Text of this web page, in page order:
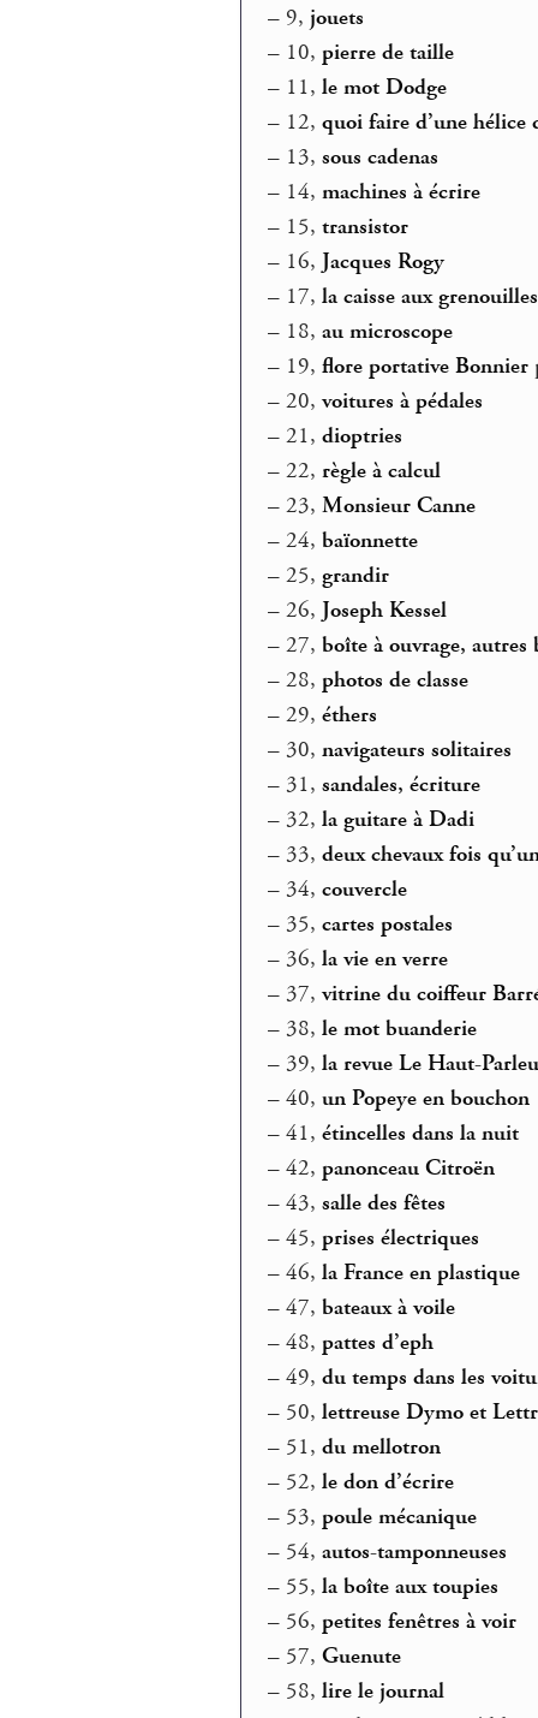
– 9, jouets
– 10,pierre de taille
– 11,le mot Dodge
– 12,quoi faire d’une hélice
– 13,sous cadenas
– 14,machines à écrire
– 15,transistor
– 16, Jacques Rogy
– 17,la caisse aux grenouilles
– 18,au microscope
– 19,flore portative Bonnier
– 20,voitures à pédales
– 21,dioptries
– 22,règle à calcul
– 23,Monsieur Canne
– 24,baïonnette
– 25,grandir
– 26, Joseph Kessel
– 27,boîte à ouvrage, autres
– 28,photos de classe
– 29,éthers
– 30,navigateurs solitaires
– 31,sandales, écriture
– 32,la guitare à Dadi
– 33,deux chevaux fois
– 34,couvercle
– 35,cartes postales
– 36,la vie en verre
– 37,vitrine du coiffeur
– 38,le mot buanderie
– 39,la revue Le Haut-
– 40,un Popeye en bouchon
– 41,étincelles dans la nuit
– 42,panonceau Citroën
– 43,salle des fêtes
– 45,prises électriques
– 46,la France en plastique
– 47,bateaux à voile
– 48,pattes d’eph
– 49,du temps dans les
– 50,lettreuse Dymo et
– 51,du mellotron
– 52,le don d’écrire
– 53,poule mécanique
– 54,autos-tamponneuses
– 55,la boîte aux toupies
– 56,petites fenêtres à voir
– 57,Guenute
– 58,lire le journal